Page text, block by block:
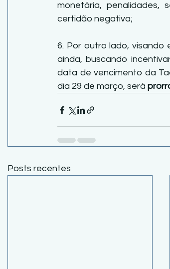
monetária, penalidades,
certidão negativa;
6. Por outro lado, visando
ainda, buscando
data de vencimento da
dia 29 de março, será
Posts recentes